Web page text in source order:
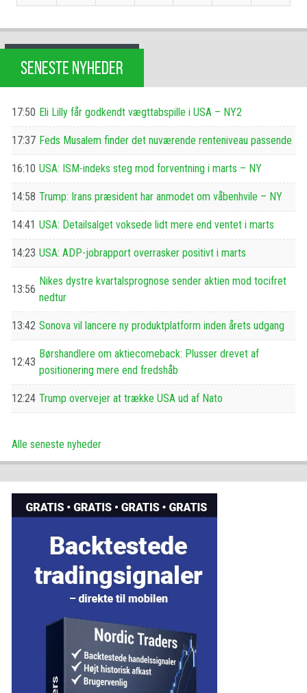
SENESTE NYHEDER
17:50 Eli Lilly får godkendt vægttabspille i USA – NY2
17:37 Feds Musalem finder det nuværende renteniveau passende
16:10 USA: ISM-indeks steg mod forventning i marts – NY
14:58 Trump: Irans præsident har anmodet om våbenhvile – NY
14:41 USA: Detailsalget voksede lidt mere end ventet i marts
14:23 USA: ADP-jobrapport overrasker positivt i marts
13:56
Nikes dystre kvartalsprognose sender aktien mod tocifret
nedtur
13:42 Sonova vil lancere ny produktplatform inden årets udgang
12:43
Børshandlere om aktiecomeback: Plusser drevet af
positionering mere end fredshåb
12:24 Trump overvejer at trække USA ud af Nato
Alle seneste nyheder